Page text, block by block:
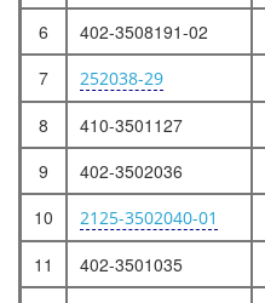
6
402-3508191-02
7
252038-29
8
410-3501127
9
402-3502036
10
2125-3502040-01
11
402-3501035